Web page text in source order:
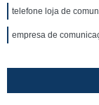
telefone loja de
empresa de